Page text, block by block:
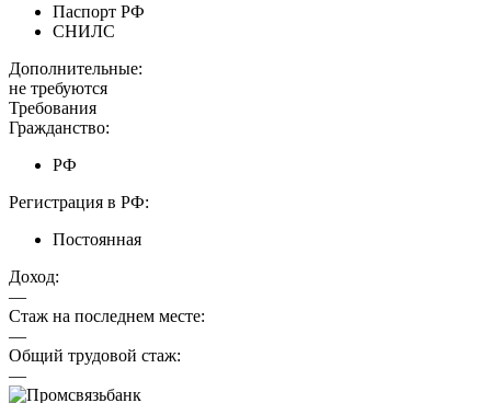
Паспорт РФ
СНИЛС
Дополнительные:
не требуются
Требования
Гражданство:
РФ
Регистрация в РФ:
Постоянная
Доход:
—
Стаж на последнем месте:
—
Общий трудовой стаж:
—